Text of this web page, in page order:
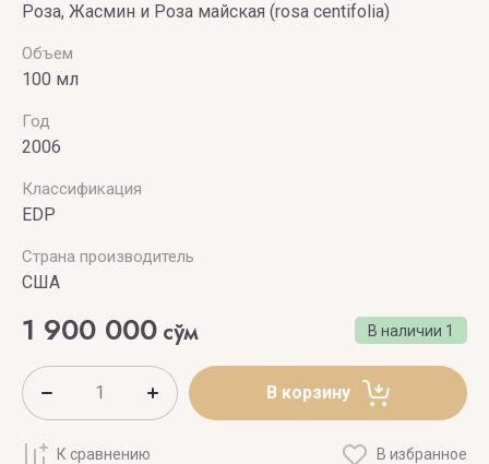
Роза, Жасмин и Роза майская (rosa centifolia)
Объем
100 мл
Год
2006
Классификация
EDP
Страна производитель
США
В наличии 1
1 900 000 сўм
В корзину
К сравнению В избранное